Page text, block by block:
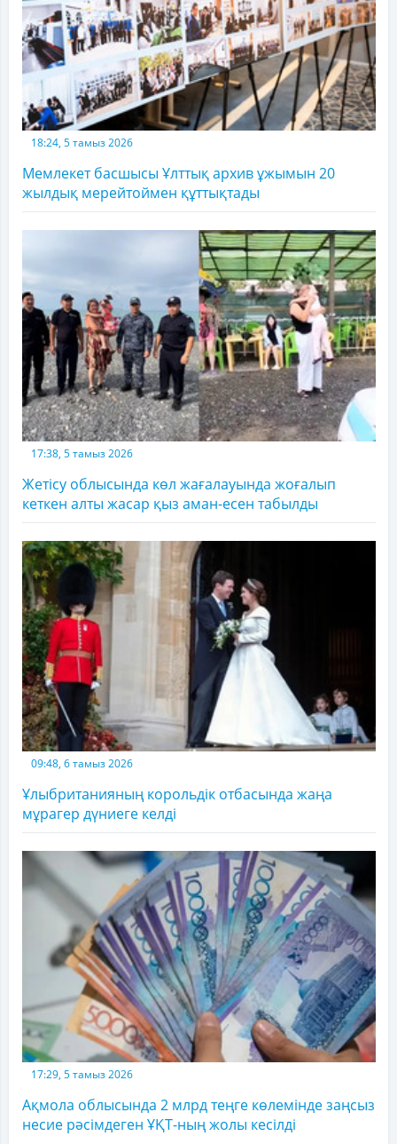
18:24, 5 тамыз 2026
Мемлекет басшысы Ұлттық архив ұжымын 20
жылдық мерейтоймен құттықтады
17:38, 5 тамыз 2026
Жетісу облысында көл жағалауында жоғалып
кеткен алты жасар қыз аман-есен табылды
09:48, 6 тамыз 2026
Ұлыбританияның корольдік отбасында жаңа
мұрагер дүниеге келді
17:29, 5 тамыз 2026
Ақмола облысында 2 млрд теңге көлемінде заңсыз
несие рәсімдеген ҰҚТ-ның жолы кесілді